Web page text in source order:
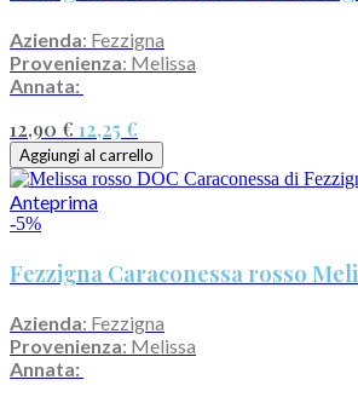
Azienda: Fezzigna
Provenienza: Melissa
Annata:
12,90 € 12,25 €
Aggiungi al carrello
Anteprima
-5%
Fezzigna Caraconessa rosso
Azienda: Fezzigna
Provenienza: Melissa
Annata: